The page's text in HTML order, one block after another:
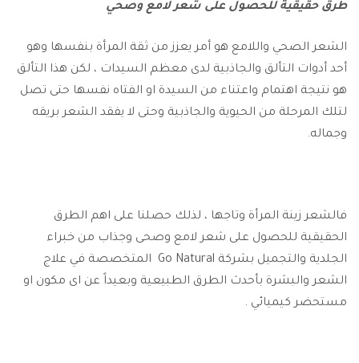
طرق حقيقية للحصول على شعر لامع وصحي
الشعر الصحي واللامع هو أمر يعزز من ثقة المرأة بنفسها وهو
أحد أدوات التألق والجاذبية لدى معظم السيدات ، لكن هذا التألق
هو نتيجة اهتمام واعتناء من السيدة او الفتاه نفسها حتى تصل
لتلك المرحلة من الحيوية والجاذبية وحتى لا يفقد الشعر بريقه
وجماله.
فالشعر زينة المرأة وتاجها ، لذلك حصلنا على اهم الطرق
الحقيقية للحصول على شعر لامع وصحى وجذاب من خبراء
الجلدية والتجميل بشركة Go Natural المتخصصة في علاج
الشعر والبشرة بأحدث الطرق الطبيعية وبعيداً عن اى مكون او
مستحضر كيميائي .